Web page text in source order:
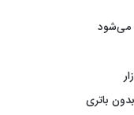
می‌شود
باتری